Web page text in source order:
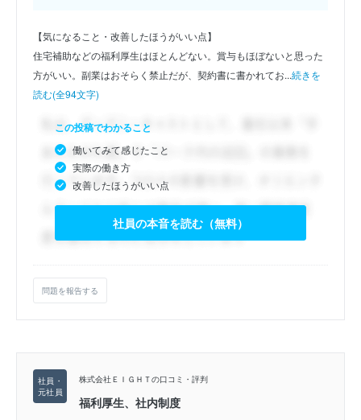
【気になること・改善したほうがいい点】
住宅補助などの福利厚生はほとんどない。賞与もほぼないと思った
方がいい。副業はおそらく禁止だが、契約書に書かれてお...続きを
読む(全94文字)
この投稿でわかること
働いてみて感じたこと
実際の働き方
改善したほうがいい点
社員の本音を読む（無料）
問題を報告する
株式会社ＥＩＧＨＴの口コミ・評判
福利厚生、社内制度